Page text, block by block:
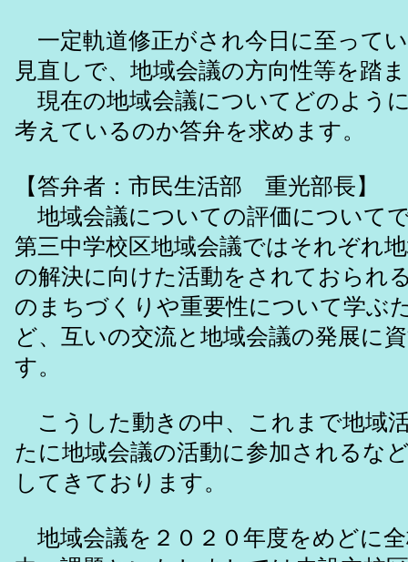
一定軌道修正がされ今日に至って
見直しで、地域会議の方向性等を踏
現在の地域会議についてどのよう
考えているのか答弁を求めます。
【答弁者：市民生活部 重光部長】
地域会議についての評価について
第三中学校区地域会議ではそれぞれ
の解決に向けた活動をされておられ
のまちづくりや重要性について学ぶ
ど、互いの交流と地域会議の発展に
す。
こうした動きの中、これまで地域
たに地域会議の活動に参加されるな
してきております。
地域会議を２０２０年度をめどに